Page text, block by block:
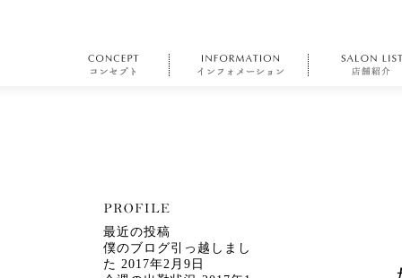
最近の投稿
僕のブログ引っ越しまし
た 2017年2月9日